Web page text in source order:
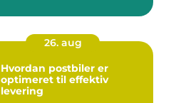
26. aug
Hvordan postbiler er
optimeret til effektiv
levering